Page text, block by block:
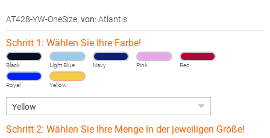
AT428-YW-OneSize, von: Atlantis
Schritt 1: Wählen Sie Ihre Farbe!
Black Light Blue Navy Pink Red
Royal Yellow
Schritt 2: Wählen Sie Ihre Menge in der jeweiligen Größe!